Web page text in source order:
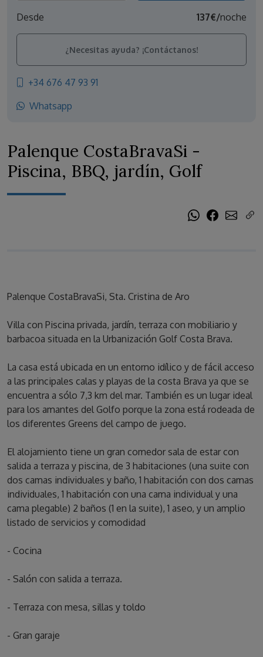
Palenque CostaBravaSi -
Piscina, BBQ, jardín, Golf
Palenque CostaBravaSi, Sta. Cristina de Aro
Villa con Piscina privada, jardín, terraza con mobiliario y
barbacoa situada en la Urbanización Golf Costa Brava.
La casa está ubicada en un entorno idílico y de fácil acceso
a las principales calas y playas de la costa Brava ya que se
encuentra a sólo 7,3 km del mar. También es un lugar ideal
para los amantes del Golfo porque la zona está rodeada de
los diferentes Greens del campo de juego.
El alojamiento tiene un gran comedor sala de estar con
salida a terraza y piscina, de 3 habitaciones (una suite con
dos camas individuales y baño, 1 habitación con dos camas
individuales, 1 habitación con una cama individual y una
cama plegable) 2 baños (1 en la suite), 1 aseo, y un amplio
listado de servicios y comodidad
- Cocina
- Salón con salida a terraza.
- Terraza con mesa, sillas y toldo
- Gran garaje
Desde 137€/noche
¿Necesitas ayuda? ¡Contáctanos!
+34 676 47 93 91
Whatsapp